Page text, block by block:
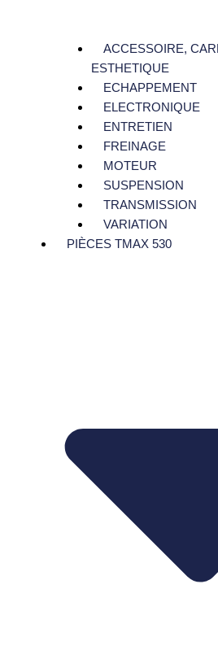
ACCESSOIRE,
ESTHETIQUE
ECHAPPEMENT
ELECTRONIQUE
ENTRETIEN
FREINAGE
MOTEUR
SUSPENSION
TRANSMISSION
VARIATION
PIÈCES TMAX 530